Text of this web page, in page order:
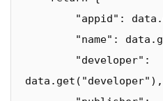
data.get("developer"),